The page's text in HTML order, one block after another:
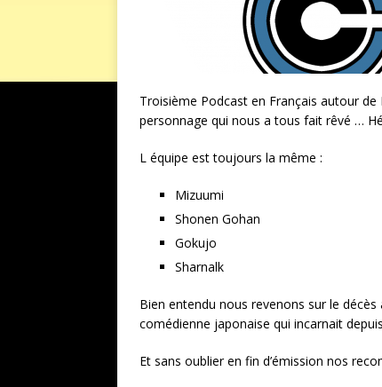
Troisième Podcast en Français autour
personnage qui nous a tous fait rêvé …
L équipe est toujours la même :
Mizuumi
Shonen Gohan
Gokujo
Sharnalk
Bien entendu nous revenons sur le
comédienne japonaise qui incarnait
Et sans oublier en fin d’émission nos